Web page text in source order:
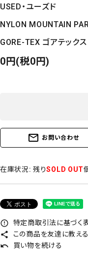
USED・ユーズド
NYLON MOUNTAIN
GORE-TEX ゴアテックス
0円(税0円)
mail_outline お問い合わせ
在庫状況: 残りSOLD OUT
error_outline 特定商取引法に基づく
share この商品を友達に教える
undo 買い物を続ける